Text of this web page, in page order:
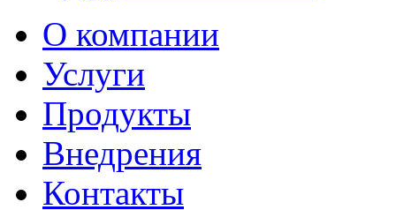
О компании
Услуги
Продукты
Внедрения
Контакты